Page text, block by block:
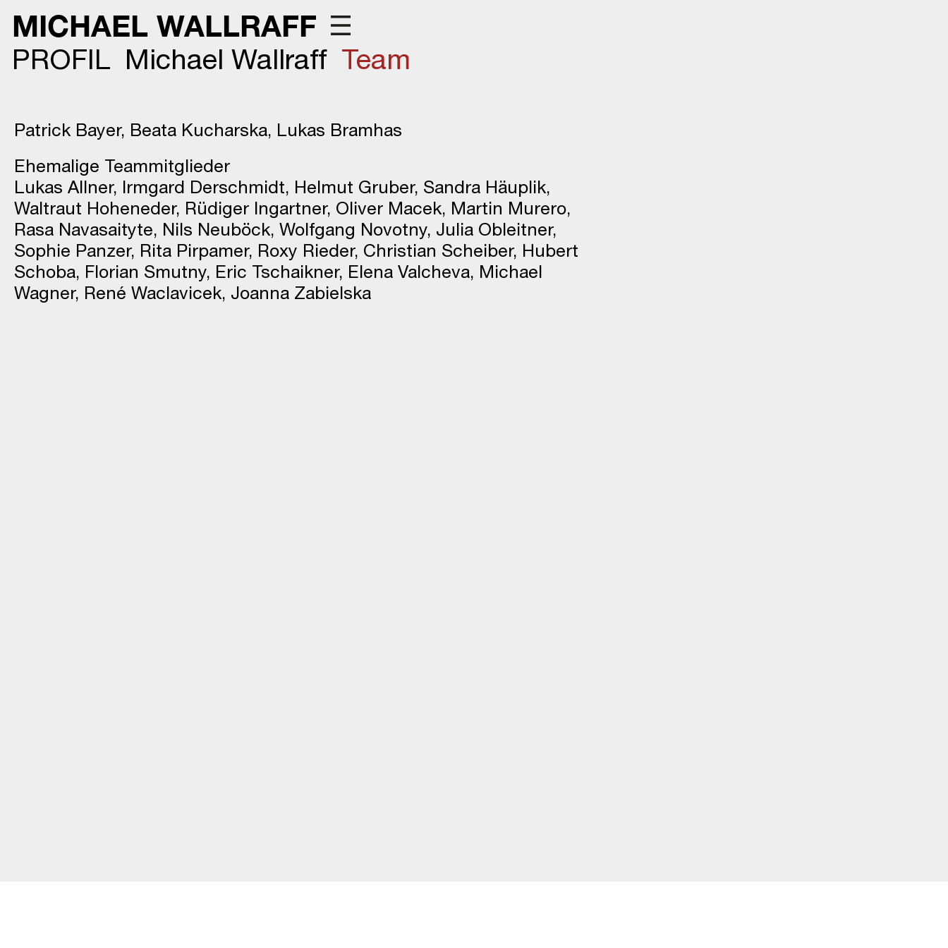
MICHAEL WALLRAFF
PROFIL Michael Wallraff Team
Patrick Bayer, Beata Kucharska, Lukas Bramhas
Ehemalige Teammitglieder
Lukas Allner, Irmgard Derschmidt, Helmut Gruber, Sandra Häuplik,
Waltraut Hoheneder, Rüdiger Ingartner, Oliver Macek, Martin Murero,
Rasa Navasaityte, Nils Neuböck, Wolfgang Novotny, Julia Obleitner,
Sophie Panzer, Rita Pirpamer, Roxy Rieder, Christian Scheiber, Hubert
Schoba, Florian Smutny, Eric Tschaikner, Elena Valcheva, Michael
Wagner, René Waclavicek, Joanna Zabielska